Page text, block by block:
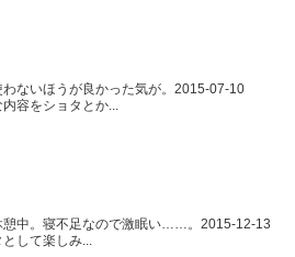
ないほうが良かった気が。2015-07-10
容をショタとか...
憩中。寝不足なので激眠い……。2015-12-13
して楽しみ...